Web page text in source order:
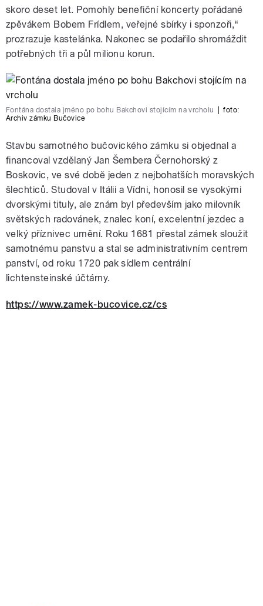
skoro deset let. Pomohly benefiční koncerty pořádané
zpěvákem Bobem Frídlem, veřejné sbírky i sponzoři,“
prozrazuje kastelánka. Nakonec se podařilo shromáždit
potřebných tři a půl milionu korun.
Fontána dostala jméno po bohu Bakchovi stojícím na vrcholu
foto:
Archiv zámku Bučovice
Stavbu samotného bučovického zámku si objednal a
financoval vzdělaný Jan Šembera Černohorský z
Boskovic, ve své době jeden z nejbohatších moravských
šlechticů. Studoval v Itálii a Vídni, honosil se vysokými
dvorskými tituly, ale znám byl především jako milovník
světských radovánek, znalec koní, excelentní jezdec a
velký příznivec umění. Roku 1681 přestal zámek sloužit
samotnému panstvu a stal se administrativním centrem
panství, od roku 1720 pak sídlem centrální
lichtensteinské účtárny.
https://www.zamek-bucovice.cz/cs